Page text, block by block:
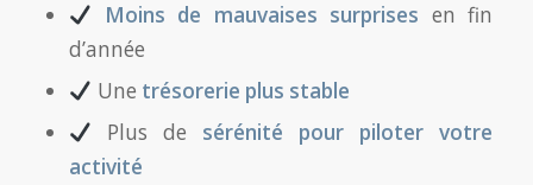
Moins de mauvaises surprises en fin
d’année
Une trésorerie plus stable
Plus de sérénité pour piloter votre
activité